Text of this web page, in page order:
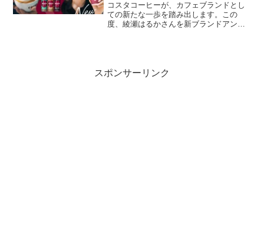
コスタコーヒーが、カフェブランドとし
ての新たな一歩を踏み出します。この
度、綾瀬はるかさんを新ブランドアンバ
スポンサーリンク